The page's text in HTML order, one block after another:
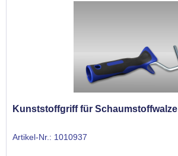
Kunststoffgriff für Schaumstoffwalze
Artikel-Nr.: 1010937